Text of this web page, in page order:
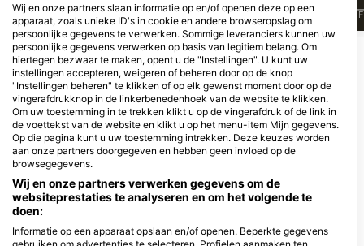
J F M A M J J A S O N D J F M A M J J A S O N D F
Duikcentra die deze duiklocatie
verzorgen
SUBSEASON Diving Mali
Lošinj
Del Conte 1, 51550 Mali Lošinj,
KroatiË
Wij en onze partners slaan informatie op en/of openen deze op een
apparaat, zoals unieke ID's in cookie en andere browseropslag om
persoonlijke gegevens te verwerken. Sommige leveranciers kunnen uw
persoonlijke gegevens verwerken op basis van legitiem belang. Om
hiertegen bezwaar te maken, opent u de "Instellingen". U kunt uw
instellingen accepteren, weigeren of beheren door op de knop
"Instellingen beheren" te klikken of op elk gewenst moment door op de
vingerafdrukknop in de linkerbenedenhoek van de website te klikken.
Om uw toestemming in te trekken klikt u op de vingerafdruk of de link in
de voettekst van de website en klikt u op het menu-item Mijn gegevens.
Op die pagina kunt u uw toestemming intrekken. Deze keuzes worden
aan onze partners doorgegeven en hebben geen invloed op de
browsegegevens.
Wij en onze partners verwerken gegevens om de
websiteprestaties te analyseren en om het volgende te
doen:
Informatie op een apparaat opslaan en/of openen. Beperkte gegevens